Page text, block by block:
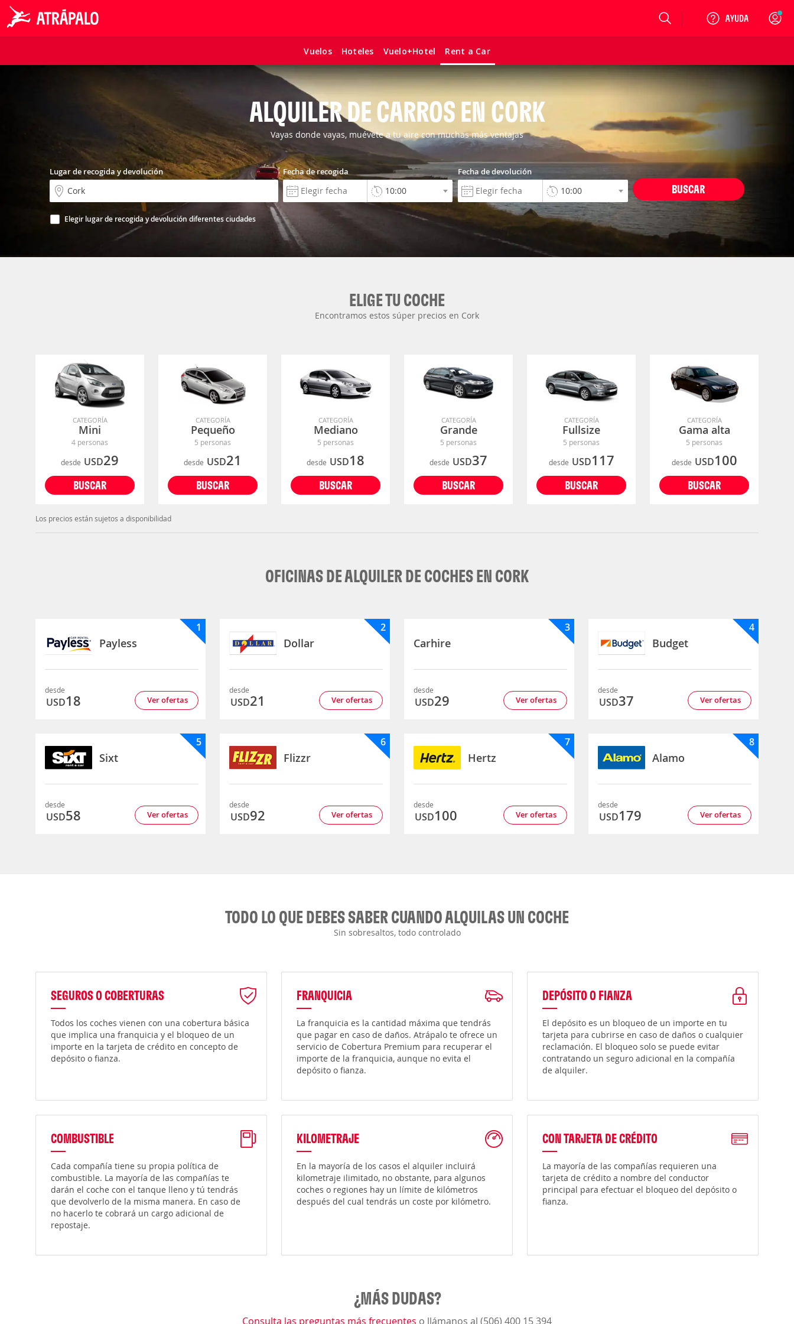
Vuelos Hoteles Vuelo+Hotel Rent a Car
Login
ALQUILER DE CARROS EN CORK
Vayas donde vayas, muévete a tu aire con muchas más ventajas
Lugar de recogida y devolución
Elegir lugar de recogida y devolución diferentes ciudades
Fecha de recogida Fecha de devolución
BUSCAR
ELIGE TU COCHE
Encontramos estos súper precios en Cork
CATEGORÍA
Mini
4 personas
desde USD29
BUSCAR
CATEGORÍA
Pequeño
5 personas
desde USD21
BUSCAR
CATEGORÍA
Mediano
5 personas
desde USD18
BUSCAR
CATEGORÍA
Grande
5 personas
desde USD37
BUSCAR
CATEGORÍA
Fullsize
5 personas
desde USD117
BUSCAR
CATEGORÍA
Gama alta
5 personas
desde USD100
BUSCAR
Los precios están sujetos a disponibilidad
OFICINAS DE ALQUILER DE COCHES EN CORK
Payless
1
desde
USD18 Ver ofertas
Dollar
2
desde
USD21 Ver ofertas
Carhire
3
desde
USD29 Ver ofertas
Budget
4
desde
USD37 Ver ofertas
Sixt
5
desde
USD58 Ver ofertas
Flizzr
6
desde
USD92 Ver ofertas
Hertz
7
desde
USD100 Ver ofertas
Alamo
8
desde
USD179 Ver ofertas
TODO LO QUE DEBES SABER CUANDO ALQUILAS UN COCHE
Sin sobresaltos, todo controlado
SEGUROS O COBERTURAS
Todos los coches vienen con una cobertura básica
que implica una franquicia y el bloqueo de un
importe en la tarjeta de crédito en concepto de
depósito o fianza.
FRANQUICIA
La franquicia es la cantidad máxima que tendrás
que pagar en caso de daños. Atrápalo te ofrece un
servicio de Cobertura Premium para recuperar el
importe de la franquicia, aunque no evita el
depósito o fianza.
DEPÓSITO O FIANZA
El depósito es un bloqueo de un importe en tu
tarjeta para cubrirse en caso de daños o cualquier
reclamación. El bloqueo solo se puede evitar
contratando un seguro adicional en la compañía
de alquiler.
COMBUSTIBLE
Cada compañía tiene su propia política de
combustible. La mayoría de las compañías te
darán el coche con el tanque lleno y tú tendrás
que devolverlo de la misma manera. En caso de
no hacerlo te cobrará un cargo adicional de
repostaje.
KILOMETRAJE
En la mayoría de los casos el alquiler incluirá
kilometraje ilimitado, no obstante, para algunos
coches o regiones hay un límite de kilómetros
después del cual tendrás un coste por kilómetro.
CON TARJETA DE CRÉDITO
La mayoría de las compañías requieren una
tarjeta de crédito a nombre del conductor
principal para efectuar el bloqueo del depósito o
fianza.
¿MÁS DUDAS?
Consulta las preguntas más frecuentes o llámanos al (506) 400 15 394